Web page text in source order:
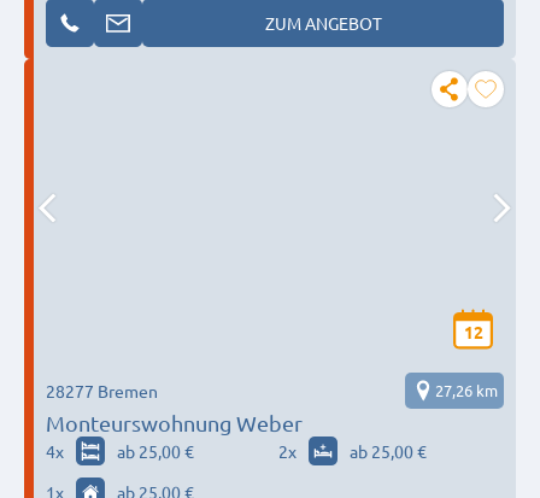
ZUM ANGEBOT
12
Monteurswohnung Weber
28277 Bremen 27,26 km
4x ab 25,00 € 2x
ab 25,00 €
1x ab 25,00 €